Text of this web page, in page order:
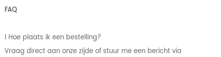
FAQ
1 Hoe plaats ik een bestelling?
Vraag direct aan onze zijde of stuur me een bericht via